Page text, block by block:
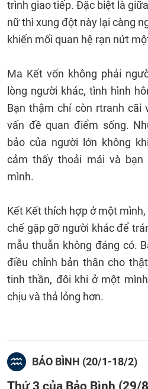
trình giao tiếp. Đặc biệt là
nữ thì xung đột này lại càng
khiến mối quan hệ rạn nứt
Ma Kết vốn không phải
lòng người khác, tình hình
Bạn thậm chí còn rtranh cãi
vấn đề quan điểm sống.
bảo của người lớn không
cảm thấy thoải mái và
mình.
Kết Kết thích hợp ở một
chế gặp gỡ người khác để
mẫu thuẫn không đáng có.
điều chỉnh bản thân cho
tinh thần, đôi khi ở một
chịu và thả lỏng hơn.
BẢO BÌNH (20/1-18/2)
Thứ 3 của Bảo Bình (29/